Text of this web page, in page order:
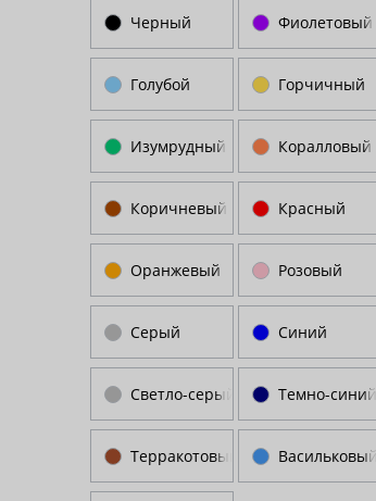
Черный Фиолетовый
Голубой Горчичный
Изумрудный Коралловый
Коричневый Красный
Оранжевый Розовый
Серый Синий
Светло-серый Темно-синий
Терракотовый Васильковый